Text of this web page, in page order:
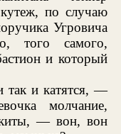
по случаю
Угровича
того самого,
и который
так и катятся, —
молчание,
— вон, вон